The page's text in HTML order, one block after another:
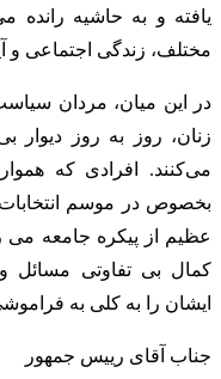
یافته و به حاشیه رانده
مختلف، زندگی اجتماعی و
در این میان، مردان
زنان، روز به روز دیوار
می‌کنند. افرادی که
بخصوص در موسم
عظیم از پیکره جامعه می
کمال بی تفاوتی
ایشان را به کلی به